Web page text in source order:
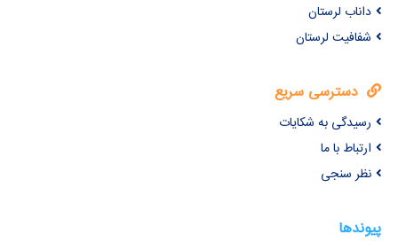
داناب لرستان
شفافیت لرستان
دسترسی سریع
رسیدگی به شکایات
ارتباط با ما
نظر سنجی
پیوندها